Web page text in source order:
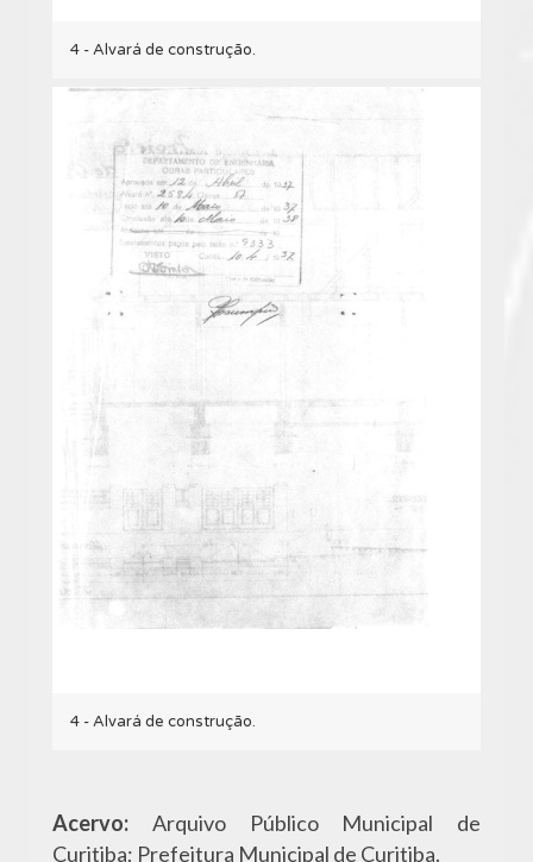
4 - Alvará de construção.
4 - Alvará de construção.
Acervo: Arquivo Público Municipal de
Curitiba; Prefeitura Municipal de Curitiba.